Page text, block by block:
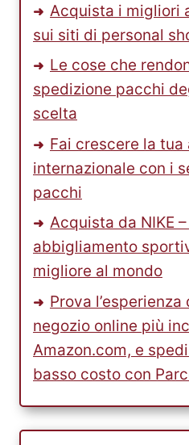
Acquista i migliori
sui siti di personal
Le cose che
spedizione pacchi
scelta
Fai crescere la
internazionale con i
pacchi
Acquista da NIKE
abbigliamento
migliore al mondo
Prova
negozio online più
Amazon.com, e
basso costo con